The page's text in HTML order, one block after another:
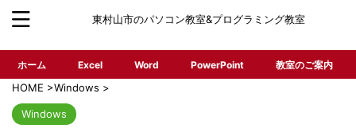
東村山市のパソコン教室&プログラミング教室
ホーム Excel Word PowerPoint 教室のご案内
HOME >Windows >
Windows